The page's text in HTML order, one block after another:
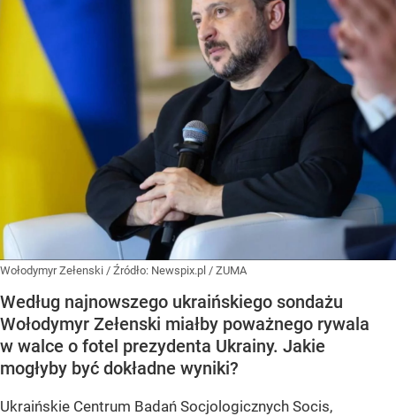
Wołodymyr Zełenski / Źródło: Newspix.pl / ZUMA
Według najnowszego ukraińskiego sondażu
Wołodymyr Zełenski miałby poważnego rywala
w walce o fotel prezydenta Ukrainy. Jakie
mogłyby być dokładne wyniki?
Ukraińskie Centrum Badań Socjologicznych Socis,